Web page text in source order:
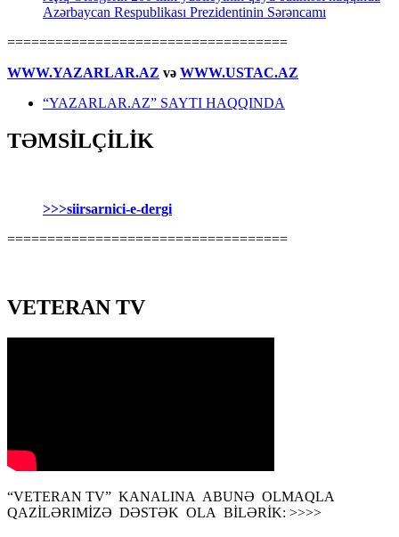
Azərbaycan Respublikası Prezidentinin Sərəncamı
===================================
WWW.YAZARLAR.AZ və WWW.USTAC.AZ
“YAZARLAR.AZ” SAYTI HAQQINDA
TƏMSİLÇİLİK
>>>siirsarnici-e-dergi
===================================
VETERAN TV
“VETERAN TV” KANALINA ABUNƏ OLMAQLA
QAZİLƏRIMİZƏ DƏSTƏK OLA BİLƏRİK: >>>>